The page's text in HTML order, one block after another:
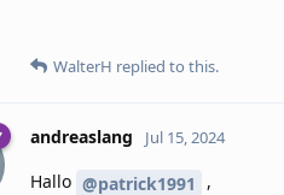
WalterH replied to this.
andreaslang Jul 15, 2024
Hallo @patrick1991 ,